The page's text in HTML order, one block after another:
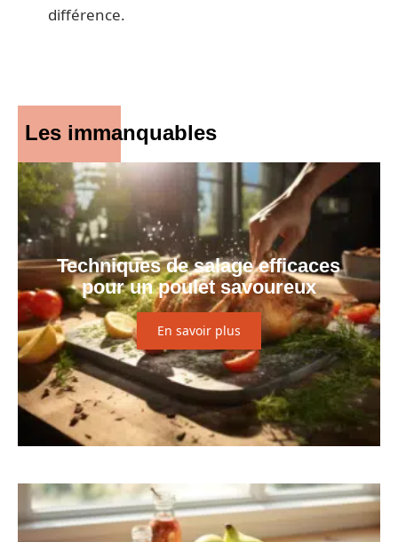
différence.
Les immanquables
Techniques de salage efficaces
pour un poulet savoureux
En savoir plus